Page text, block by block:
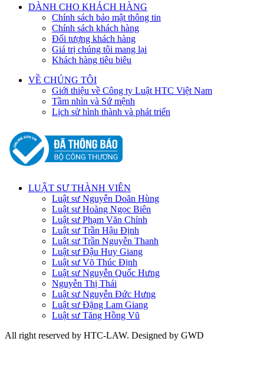
DÀNH CHO KHÁCH HÀNG
Chính sách bảo mật thông tin
Chính sách khách hàng
Đối tượng khách hàng
Giá trị chúng tôi mang lại
Khách hàng tiêu biêu
VỀ CHÚNG TÔI
Giới thiệu về Công ty Luật HTC Việt Nam
Tầm nhìn và Sứ mệnh
Lịch sử hình thành và phát triển
LUẬT SƯ THÀNH VIÊN
Luật sư Nguyễn Doãn Hùng
Luật sư Hoàng Ngọc Biên
Luật sư Phạm Văn Chỉnh
Luật sư Trần Hậu Định
Luật sư Trần Nguyễn Thanh
Luật sư Đậu Huy Giang
Luật sư Võ Thúc Định
Luật sư Nguyễn Quốc Hưng
Nguyễn Thị Thái
Luật sư Nguyễn Đức Hưng
Luật sư Đặng Lam Giang
Luật sư Tăng Hồng Vũ
All right reserved by HTC-LAW. Designed by GWD